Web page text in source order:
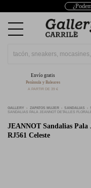
Envío gratis
Península y Baleares
A PARTIR DE 39 €
GALLERY ZAPATOS MUJER SANDALIAS
SANDALIAS PALA JEANNOT DETALLES
JEANNOT Sandalias Pala
RJ561 Celeste